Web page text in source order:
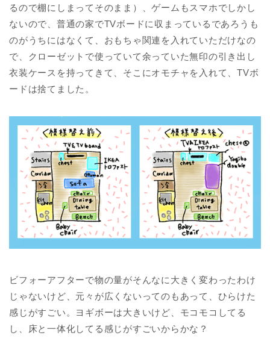
るので棚にしまってそのまま）、ゲームもスマホでしかし
ないので、普通の家でTVボードに収まっているであろうも
のがうちにはなくて、おもちゃ関連を入れていただけなの
で、クローゼットで使っていて余っていた無印の引き出し
衣装ケースを持ってきて、そこにオモチャを入れて、TVボ
ードは捨てました。
ビフォーアフターで物の量がそんなに大きく変わったわけ
じゃないけど、元々が広くないってのもあって、ひらけた
感じがすごい。ヨギボーは大きいけど、モコモコしてる
し、床と一体化してる感じがすごいからかな？